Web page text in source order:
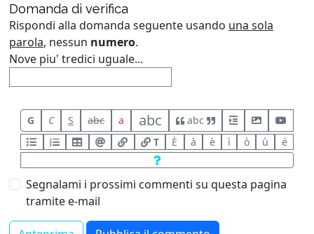
Domanda di verifica
Rispondi alla domanda seguente usando una sola
parola, nessun numero.
Nove piu' tredici uguale...
G C S abc a abc
abc
T
È à è ì ò ù é
Segnalami i prossimi commenti su questa pagina
tramite e-mail